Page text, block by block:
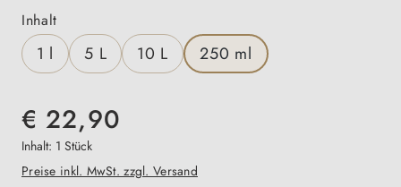
Inhaltauswählen
1 l 5 L 10 L 250 ml
€ 22,90
Inhalt: 1 Stück
Preise inkl. MwSt. zzgl. Versand